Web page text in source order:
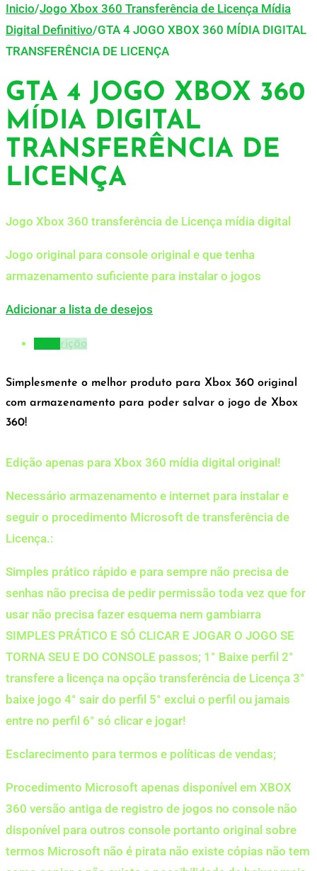
Inicio/Jogo Xbox 360 Transferência de Licença Mídia
Digital Definitivo/GTA 4 JOGO XBOX 360 MÍDIA DIGITAL
TRANSFERÊNCIA DE LICENÇA
GTA 4 JOGO XBOX 360
MÍDIA DIGITAL
TRANSFERÊNCIA DE
LICENÇA
Jogo Xbox 360 transferência de Licença mídia digital
Jogo original para console original e que tenha
armazenamento suficiente para instalar o jogos
Adicionar a lista de desejos
Descrição
Simplesmente o melhor produto para Xbox 360 original
com armazenamento para poder salvar o jogo de Xbox
360!
Edição apenas para Xbox 360 mídia digital original!
Necessário armazenamento e internet para instalar e
seguir o procedimento Microsoft de transferência de
Licença.:
Simples prático rápido e para sempre não precisa de
senhas não precisa de pedir permissão toda vez que for
usar não precisa fazer esquema nem gambiarra
SIMPLES PRÁTICO E SÓ CLICAR E JOGAR O JOGO SE
TORNA SEU E DO CONSOLE passos; 1° Baixe perfil 2°
transfere a licença na opção transferência de Licença 3°
baixe jogo 4° sair do perfil 5° exclui o perfil ou jamais
entre no perfil 6° só clicar e jogar!
Esclarecimento para termos e políticas de vendas;
Procedimento Microsoft apenas disponível em XBOX
360 versão antiga de registro de jogos no console não
disponível para outros console portanto original sobre
termos Microsoft não é pirata não existe cópias não tem